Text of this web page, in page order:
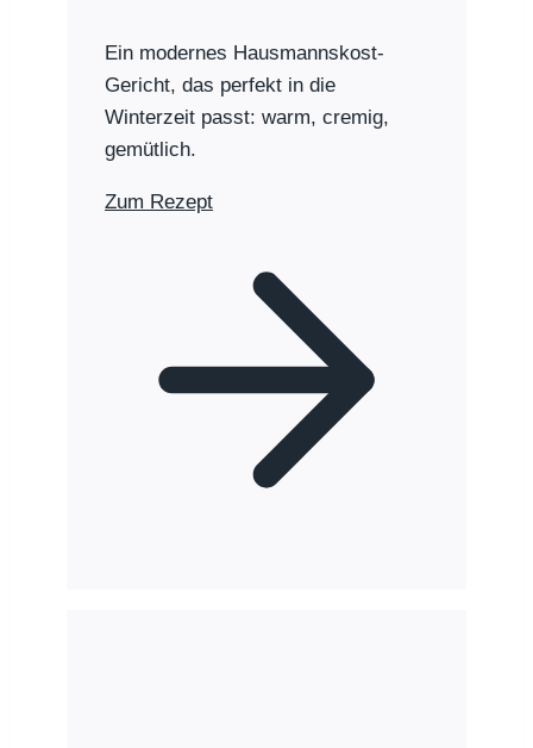
Ein modernes Hausmannskost-
Gericht, das perfekt in die
Winterzeit passt: warm, cremig,
gemütlich.
Zum Rezept